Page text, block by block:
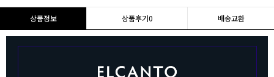
상품정보 상품후기0 배송교환